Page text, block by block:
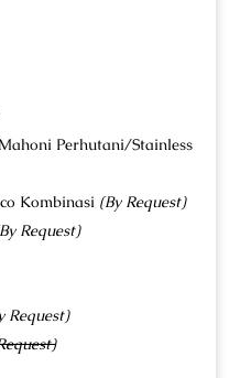
Perhutani/Stainless
Kombinasi (By Request)
Request)
Request)